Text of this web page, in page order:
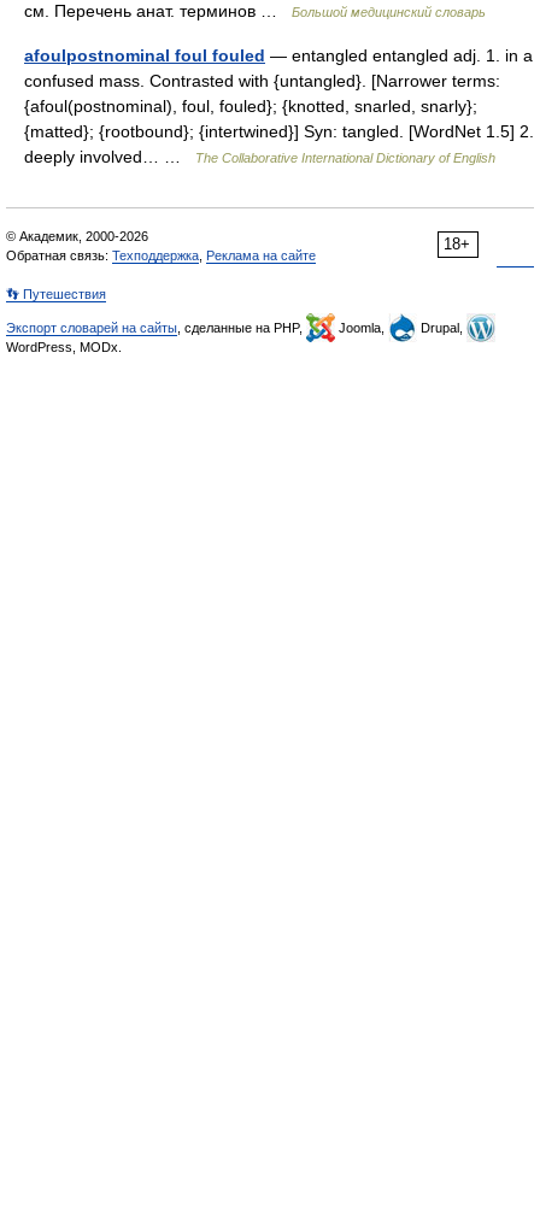
см. Перечень анат. терминов …
Большой медицинский словарь
afoulpostnominal foul fouled — entangled entangled adj. 1. in a
confused mass. Contrasted with {untangled}. [Narrower terms:
{afoul(postnominal), foul, fouled}; {knotted, snarled, snarly};
{matted}; {rootbound}; {intertwined}] Syn: tangled. [WordNet 1.5] 2.
deeply involved… …
The Collaborative International Dictionary of English
18+
© Академик, 2000-2026
Обратная связь: Техподдержка Реклама на сайте
👣 Путешествия
Экспорт словарей на сайты , сделанные на PHP, Joomla,
Drupal,
WordPress, MODx.